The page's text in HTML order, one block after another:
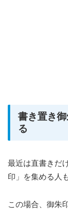
書き置き
る
最近は直書きだ
印」を集める人
この場合、御朱